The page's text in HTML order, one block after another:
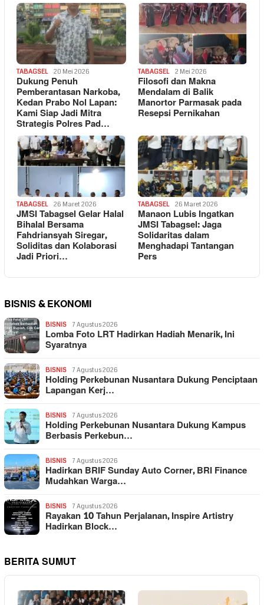
TABAGSEL 20 Mei 2026
Dukung Penuh
Pemberantasan Narkoba,
Kedan Prabo Nol Lapan:
Kami Siap Jadi Mitra
Strategis Polres Pad…
TABAGSEL 2 Mei 2026
Filosofi dan Makna
Mendalam di Balik
Manortor Parmasak pada
Resepsi Pernikahan
TABAGSEL 26 Maret 2026
JMSI Tabagsel Gelar Halal
Bihalal Bersama
Fahdriansyah Siregar,
Soliditas dan Kolaborasi
Jadi Priori…
TABAGSEL 26 Maret 2026
Manaon Lubis Ingatkan
JMSI Tabagsel: Jaga
Solidaritas dalam
Menghadapi Tantangan
Pers
BISNIS & EKONOMI
BISNIS 7 Agustus 2026
Lomba Foto LRT Hadirkan Hadiah Menarik, Ini
Syaratnya
BISNIS 7 Agustus 2026
Holding Perkebunan Nusantara Dukung Penciptaan
Lapangan Kerj…
BISNIS 7 Agustus 2026
Holding Perkebunan Nusantara Dukung Kampus
Berbasis Perkebun…
BISNIS 7 Agustus 2026
Hadirkan BRIF Sunday Auto Corner, BRI Finance
Mudahkan Warga…
BISNIS 7 Agustus 2026
Rayakan 10 Tahun Perjalanan, Inspire Artistry
Hadirkan Block…
BERITA SUMUT